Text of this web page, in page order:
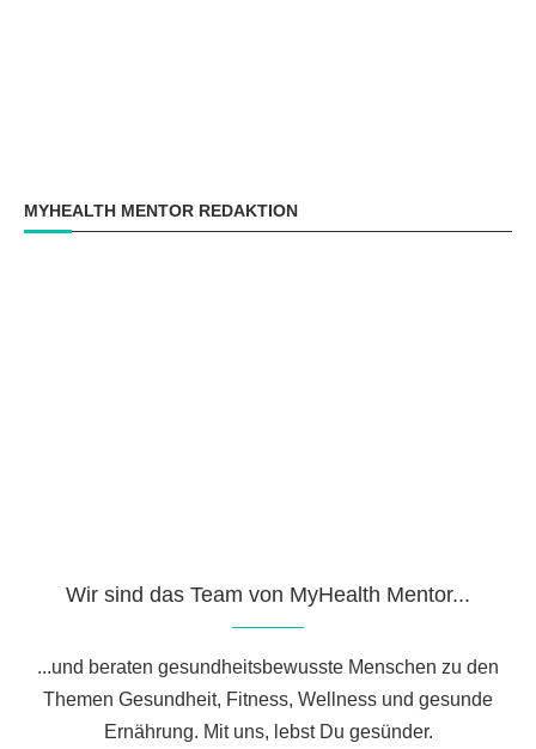
MYHEALTH MENTOR REDAKTION
Wir sind das Team von MyHealth Mentor...
...und beraten gesundheitsbewusste Menschen zu den
Themen Gesundheit, Fitness, Wellness und gesunde
Ernährung. Mit uns, lebst Du gesünder.